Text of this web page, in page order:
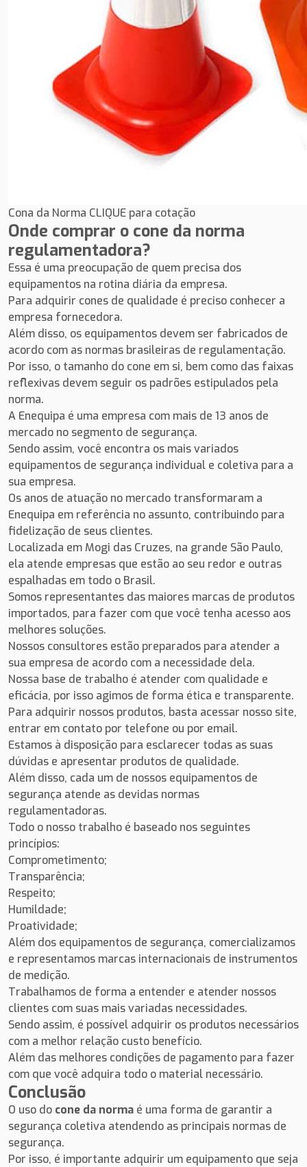
Cona da Norma CLIQUE para cotação
Onde comprar o cone da norma
regulamentadora?
Essa é uma preocupação de quem precisa dos
equipamentos na rotina diária da empresa.
Para adquirir cones de qualidade é preciso conhecer a
empresa fornecedora.
Além disso, os equipamentos devem ser fabricados de
acordo com as normas brasileiras de regulamentação.
Por isso, o tamanho do cone em si, bem como das faixas
reflexivas devem seguir os padrões estipulados pela
norma.
A Enequipa é uma empresa com mais de 13 anos de
mercado no segmento de segurança.
Sendo assim, você encontra os mais variados
equipamentos de segurança individual e coletiva para a
sua empresa.
Os anos de atuação no mercado transformaram a
Enequipa em referência no assunto, contribuindo para
fidelização de seus clientes.
Localizada em Mogi das Cruzes, na grande São Paulo,
ela atende empresas que estão ao seu redor e outras
espalhadas em todo o Brasil.
Somos representantes das maiores marcas de produtos
importados, para fazer com que você tenha acesso aos
melhores soluções.
Nossos consultores estão preparados para atender a
sua empresa de acordo com a necessidade dela.
Nossa base de trabalho é atender com qualidade e
eficácia, por isso agimos de forma ética e transparente.
Para adquirir nossos produtos, basta acessar nosso site,
entrar em contato por telefone ou por email.
Estamos à disposição para esclarecer todas as suas
dúvidas e apresentar produtos de qualidade.
Além disso, cada um de nossos equipamentos de
segurança atende as devidas normas
regulamentadoras.
Todo o nosso trabalho é baseado nos seguintes
princípios:
Comprometimento;
Transparência;
Respeito;
Humildade;
Proatividade;
Além dos equipamentos de segurança, comercializamos
e representamos marcas internacionais de instrumentos
de medição.
Trabalhamos de forma a entender e atender nossos
clientes com suas mais variadas necessidades.
Sendo assim, é possível adquirir os produtos necessários
com a melhor relação custo benefício.
Além das melhores condições de pagamento para fazer
com que você adquira todo o material necessário.
Conclusão
O uso do cone da norma é uma forma de garantir a
segurança coletiva atendendo as principais normas de
segurança.
Por isso, é importante adquirir um equipamento que seja